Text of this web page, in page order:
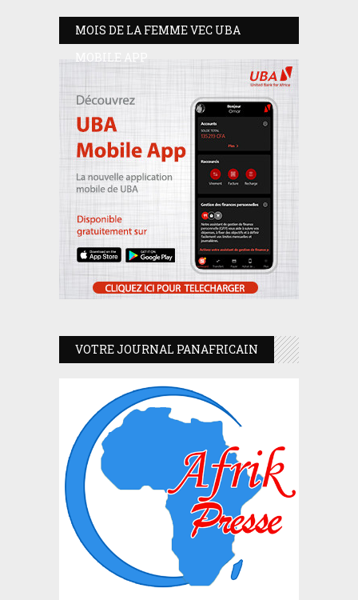
MOIS DE LA FEMME VEC UBA
MOBILE APP
VOTRE JOURNAL PANAFRICAIN